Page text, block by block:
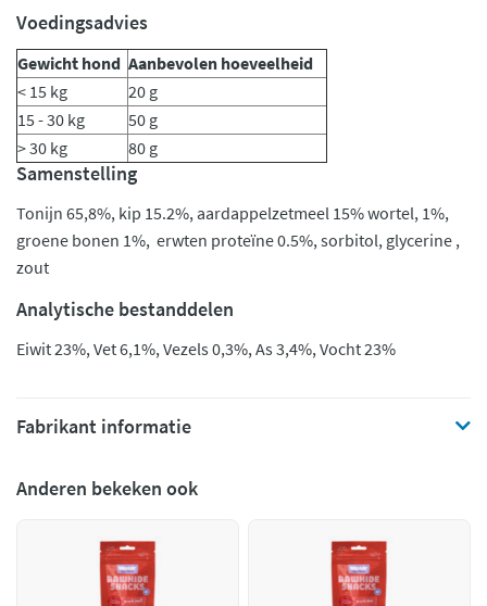
Voedingsadvies
Gewicht hond Aanbevolen hoeveelheid
< 15 kg
20 g
15 - 30 kg
50 g
> 30 kg
80 g
Samenstelling
Tonijn 65,8%, kip 15.2%, aardappelzetmeel 15% wortel, 1%,
groene bonen 1%, erwten proteïne 0.5%, sorbitol, glycerine ,
zout
Analytische bestanddelen
Eiwit 23%, Vet 6,1%, Vezels 0,3%, As 3,4%, Vocht 23%
Fabrikant informatie
Anderen bekeken ook